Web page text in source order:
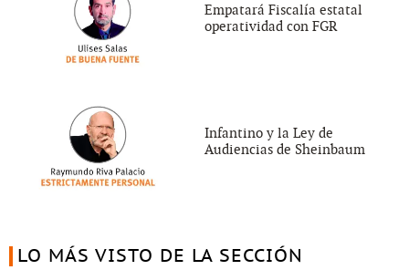
Empatará Fiscalía estatal
operatividad con FGR
Infantino y la Ley de
Audiencias de Sheinbaum
LO MÁS VISTO DE LA SECCIÓN